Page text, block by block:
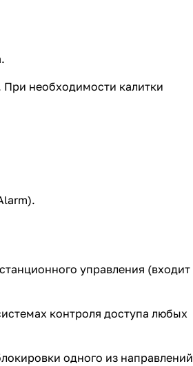
При необходимости калитки
управления (входит
контроля доступа любых
одного из направлений